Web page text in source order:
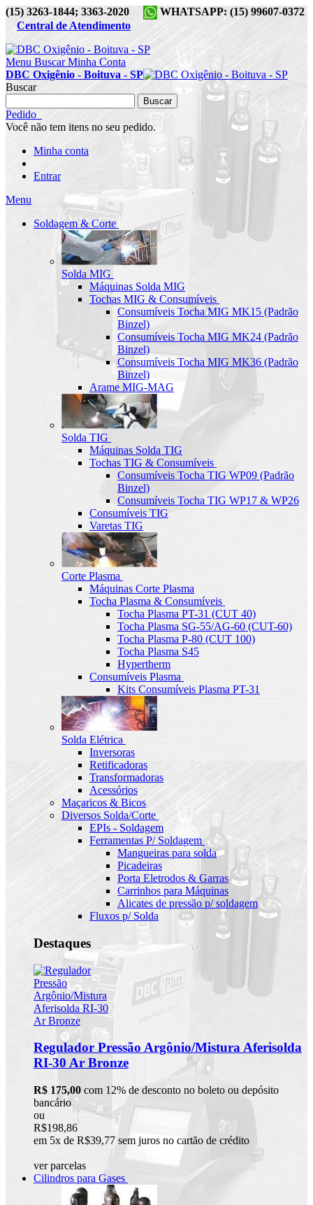
(15) 3263-1844; 3363-2020
WHATSAPP: (15) 99607-0372
Central de Atendimento
Menu Buscar Minha Conta
DBC Oxigênio - Boituva - SP
Buscar
Buscar
Pedido
Você não tem itens no seu pedido.
Minha conta
Entrar
Menu
Soldagem & Corte
Solda MIG
Máquinas Solda MIG
Tochas MIG & Consumíveis
Consumíveis Tocha MIG MK15 (Padrão
Binzel)
Consumíveis Tocha MIG MK24 (Padrão
Binzel)
Consumíveis Tocha MIG MK36 (Padrão
Binzel)
Arame MIG-MAG
Solda TIG
Máquinas Solda TIG
Tochas TIG & Consumíveis
Consumíveis Tocha TIG WP09 (Padrão
Binzel)
Consumíveis Tocha TIG WP17 & WP26
Consumíveis TIG
Varetas TIG
Corte Plasma
Máquinas Corte Plasma
Tocha Plasma & Consumíveis
Tocha Plasma PT-31 (CUT 40)
Tocha Plasma SG-55/AG-60 (CUT-60)
Tocha Plasma P-80 (CUT 100)
Tocha Plasma S45
Hypertherm
Consumíveis Plasma
Kits Consumíveis Plasma PT-31
Solda Elétrica
Inversoras
Retificadoras
Transformadoras
Acessórios
Maçaricos & Bicos
Diversos Solda/Corte
EPIs - Soldagem
Ferramentas P/ Soldagem
Mangueiras para solda
Picadeiras
Porta Eletrodos & Garras
Carrinhos para Máquinas
Alicates de pressão p/ soldagem
Fluxos p/ Solda
Destaques
Regulador Pressão Argônio/Mistura Aferisolda
RI-30 Ar Bronze
R$ 175,00 com 12% de desconto no boleto ou depósito
bancário
ou
R$198,86
em 5x de R$39,77 sem juros no cartão de crédito
ver parcelas
Cilindros para Gases